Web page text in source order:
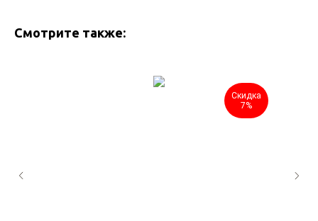
Смотрите также:
Скидка
7%